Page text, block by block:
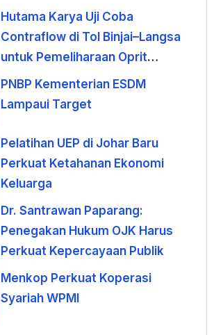
Hutama Karya Uji Coba
Contraflow di Tol Binjai–Langsa
untuk Pemeliharaan Oprit
Jembatan Batang Serangan
PNBP Kementerian ESDM
Lampaui Target
Pelatihan UEP di Johar Baru
Perkuat Ketahanan Ekonomi
Keluarga
Dr. Santrawan Paparang:
Penegakan Hukum OJK Harus
Perkuat Kepercayaan Publik
Menkop Perkuat Koperasi
Syariah WPMI